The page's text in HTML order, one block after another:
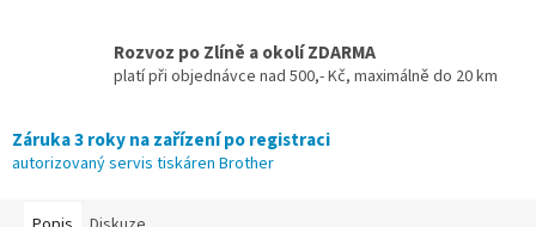
Rozvoz po Zlíně a okolí ZDARMA
platí při objednávce nad 500,- Kč, maximálně do 20 km
Záruka 3 roky na zařízení po registraci
autorizovaný servis tiskáren Brother